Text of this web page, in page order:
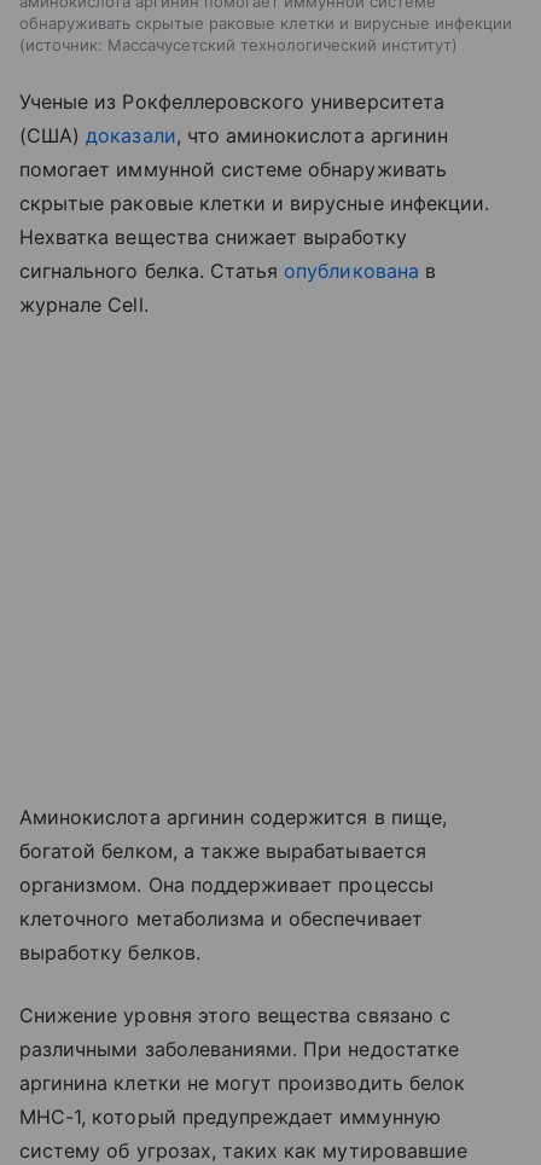
обнаруживать скрытые раковые клетки и вирусные инфекции
источник: Массачусетский технологический институт
Ученые из Рокфеллеровского университета
(США)доказали, что аминокислота аргинин
помогает иммунной системе обнаруживать
скрытые раковые клетки и вирусные инфекции.
Нехватка вещества снижает выработку
сигнального белка. Статья опубликована в
журнале Cell.
Аминокислота аргинин содержится в пище,
богатой белком, а также вырабатывается
организмом. Она поддерживает процессы
клеточного метаболизма и обеспечивает
выработку белков.
Снижение уровня этого вещества связано с
различными заболеваниями. При недостатке
аргинина клетки не могут производить белок
MHC-1, который предупреждает иммунную
систему об угрозах, таких как мутировавшие